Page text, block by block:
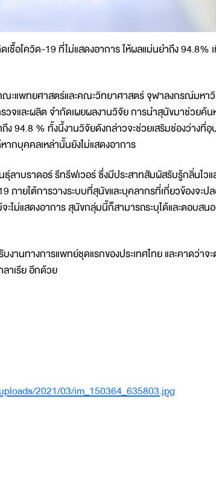
โควิด-19 ที่ไม่แสดงอาการ ให้ผลแม่นยำถึง 94.8%
แพทยศาสตร์และคณะวิทยาศาสตร์ จุฬาลงกรณ์มหา
วจและผลิต จำกัดเผยผลงานวิจัย การนำสุนัขมาช่วยค้
ง 94.8 % ทั้งนี้งานวิจัยดังกล่าวจะช่วยเสริมช่องว่างที่
กบุคคลเหล่านั้นยังไม่แสดงอาการ
บราดอร์ รีทรีฟเวอร์ ซึ่งมีประสาทสัมผัสรับรู้กลิ่นไวแ
ายใต้การวางระบบที่สุนัขและบุคลากรที่เกี่ยวข้องจะป
ไม่แสดงอาการ สุนัขกลุ่มนี้ก็สามารถระบุได้และตอบสน
นทางการแพทย์ชุดแรกของประเทศไทย และคาดว่าจ
ลาเรีย อีกด้วย
2021/03/im_150364_635803.jpg